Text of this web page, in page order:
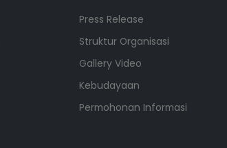
Press Release
Struktur Organisasi
Gallery Video
Kebudayaan
Permohonan Informasi